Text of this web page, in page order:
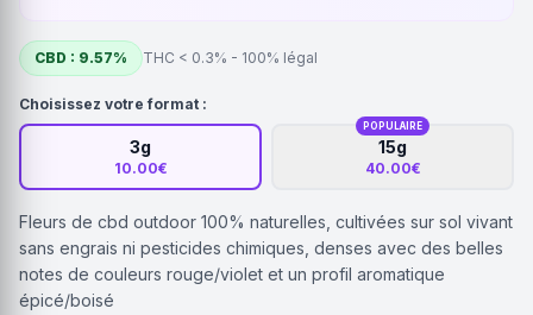
CBD : 9.57% THC < 0.3% - 100% légal
Choisissez votre format :
3g
10.00€
POPULAIRE
15g
40.00€
Fleurs de cbd outdoor 100% naturelles, cultivées sur sol vivant
sans engrais ni pesticides chimiques, denses avec des belles
notes de couleurs rouge/violet et un profil aromatique
épicé/boisé